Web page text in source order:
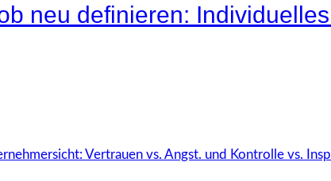
neu definieren: